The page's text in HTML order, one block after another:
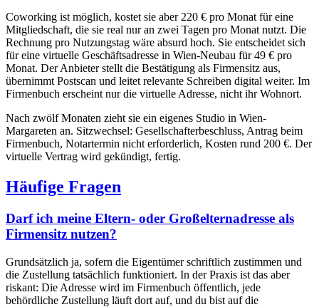
Coworking ist möglich, kostet sie aber 220 € pro Monat für eine
Mitgliedschaft, die sie real nur an zwei Tagen pro Monat nutzt. Die
Rechnung pro Nutzungstag wäre absurd hoch. Sie entscheidet sich
für eine virtuelle Geschäftsadresse in Wien-Neubau für 49 € pro
Monat. Der Anbieter stellt die Bestätigung als Firmensitz aus,
übernimmt Postscan und leitet relevante Schreiben digital weiter. Im
Firmenbuch erscheint nur die virtuelle Adresse, nicht ihr Wohnort.
Nach zwölf Monaten zieht sie ein eigenes Studio in Wien-
Margareten an. Sitzwechsel: Gesellschafterbeschluss, Antrag beim
Firmenbuch, Notartermin nicht erforderlich, Kosten rund 200 €. Der
virtuelle Vertrag wird gekündigt, fertig.
Häufige Fragen
Darf ich meine Eltern- oder Großelternadresse als
Firmensitz nutzen?
Grundsätzlich ja, sofern die Eigentümer schriftlich zustimmen und
die Zustellung tatsächlich funktioniert. In der Praxis ist das aber
riskant: Die Adresse wird im Firmenbuch öffentlich, jede
behördliche Zustellung läuft dort auf, und du bist auf die